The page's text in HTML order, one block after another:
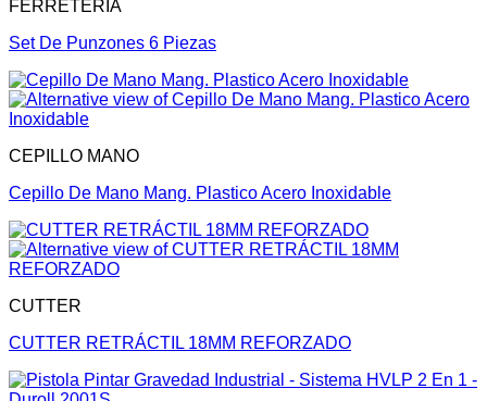
FERRETERIA
Set De Punzones 6 Piezas
CEPILLO MANO
Cepillo De Mano Mang. Plastico Acero Inoxidable
CUTTER
CUTTER RETRÁCTIL 18MM REFORZADO